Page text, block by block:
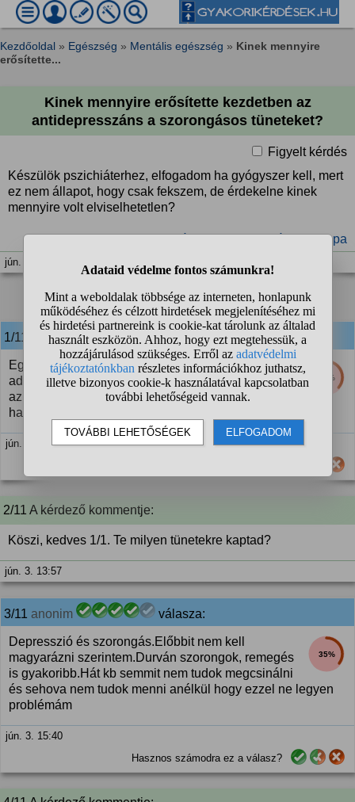
Kezdőoldal » Egészség » Mentális egészség » Kinek mennyire
erősítette...
Kinek mennyire erősítette kezdetben az
antidepresszáns a szorongásos tüneteket?
Figyelt kérdés
Készülök pszichiáterhez, elfogadom ha gyógyszer kell, mert
ez nem állapot, hogy csak fekszem, de érdekelne kinek
mennyire volt elviselhetetlen?
#szorongás #antidepresszáns #Scippa
jún. 3. 12:47
1 2 ❯
1/11 anonim válasza:
36%
Egyáltalan nem.Kell idő mire beáll a hatása, nekem
addig ugyan olyan volt de nem erősített semmit.Bár
az csak szedált.Azóta meg semmi nem
használ.Kitartást neked
jún. 3. 13:50
2/11 A kérdező kommentje:
Köszi, kedves 1/1. Te milyen tünetekre kaptad?
jún. 3. 13:57
3/11 anonim válasza:
35%
Depresszió és szorongás.Előbbit nem kell
magyarázni szerintem.Durván szorongok, remegés
is gyakoribb.Hát kb semmit nem tudok megcsinálni
és sehova nem tudok menni anélkül hogy ezzel ne legyen
problémám
jún. 3. 15:40
Hasznos számodra ez a válasz?